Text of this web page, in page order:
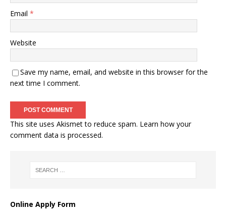
Email *
Website
Save my name, email, and website in this browser for the
next time I comment.
This site uses Akismet to reduce spam. Learn how your
comment data is processed.
Online Apply Form